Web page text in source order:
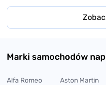
Marki samochodów
Alfa Romeo Aston Martin